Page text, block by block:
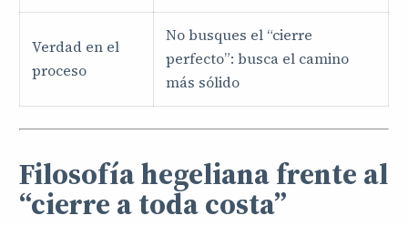
Verdad en el
proceso
No busques el “cierre
perfecto”: busca el camino
más sólido
Filosofía hegeliana frente al
“cierre a toda costa”